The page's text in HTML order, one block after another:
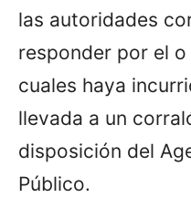
las autoridades
responder por el
cuales haya
llevada a un
disposición del
Público.